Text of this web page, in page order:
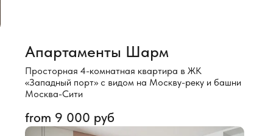
Апартаменты Шарм
Просторная 4-комнатная квартира в ЖК
«Западный порт» с видом на Москву-реку и башни
Москва-Сити
from 9 000 руб